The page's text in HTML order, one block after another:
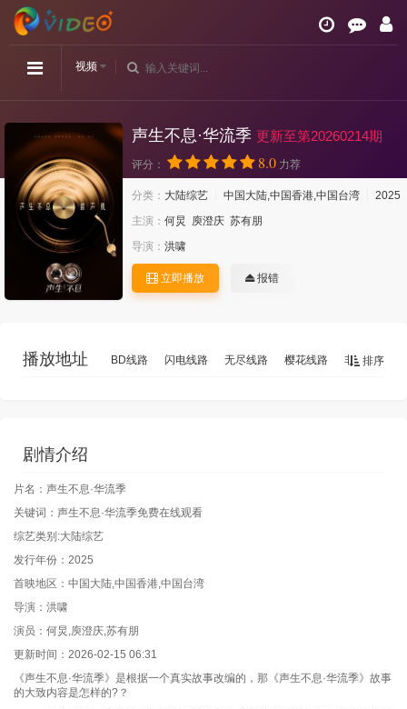
视频
声生不息·华流季 更新至第20260214期
评分： 8.0 力荐
分类： 大陆综艺 中国大陆,中国香港,中国台湾
2025
主演： 何炅 庾澄庆 苏有朋
导演： 洪啸
立即播放 报错
排序
播放地址 BD线路 闪电线路 无尽线路 樱花线路 非凡2
剧情介绍
片名：声生不息·华流季
关键词：声生不息·华流季免费在线观看
综艺类别:大陆综艺
发行年份：2025
首映地区：中国大陆,中国香港,中国台湾
导演：洪啸
演员：何炅,庾澄庆,苏有朋
更新时间：2026-02-15 06:31
《声生不息·华流季》是根据一个真实故事改编的，那《声生不息·华流季》故事
的大致内容是怎样的?？